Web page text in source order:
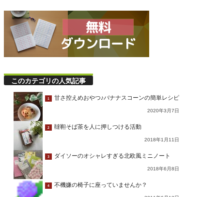
このカテゴリの人気記事
1 甘さ控えめおやつ♪バナナスコーンの簡単レシピ
2020年3月7日
2 韃靼そば茶を人に押しつける活動
2018年1月11日
3 ダイソーのオシャレすぎる北欧風ミニノート
2018年6月8日
4 不機嫌の椅子に座っていませんか？